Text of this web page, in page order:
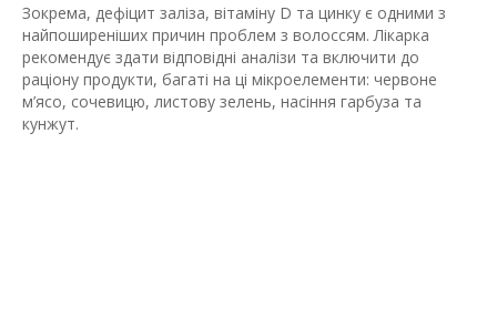
Зокрема, дефіцит заліза, вітаміну D та цинку є одними з
найпоширеніших причин проблем з волоссям. Лікарка
рекомендує здати відповідні аналізи та включити до
раціону продукти, багаті на ці мікроелементи: червоне
м’ясо, сочевицю, листову зелень, насіння гарбуза та
кунжут.